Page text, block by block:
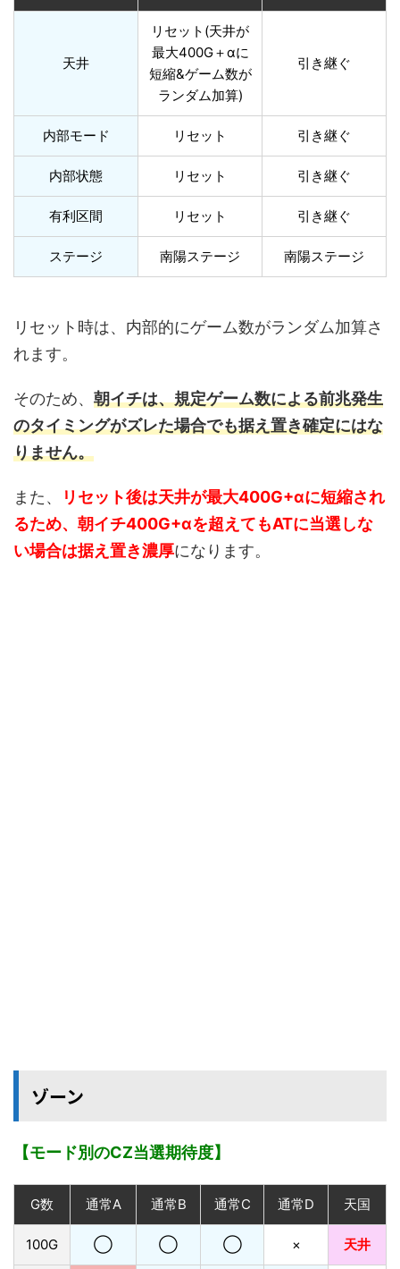
天井
リセット(天井が
最大400G＋αに
短縮&ゲーム数が
ランダム加算)
引き継ぐ
内部モード リセット 引き継ぐ
内部状態 リセット 引き継ぐ
有利区間 リセット 引き継ぐ
ステージ 南陽ステージ 南陽ステージ
リセット時は、内部的にゲーム数がランダム加算さ
れます。
そのため、 朝イチは、規定ゲーム数による前兆発生
のタイミングがズレた場合でも据え置き確定にはな
りません。
また、
リセット後は天井が最大400G+αに短縮され
るため、朝イチ400G+αを超えてもATに当選しな
い場合は据え置き濃厚になります。
ゾーン
【モード別のCZ当選期待度】
G数 通常A 通常B 通常C 通常D 天国
100G ◯ ◯ ◯ × 天井